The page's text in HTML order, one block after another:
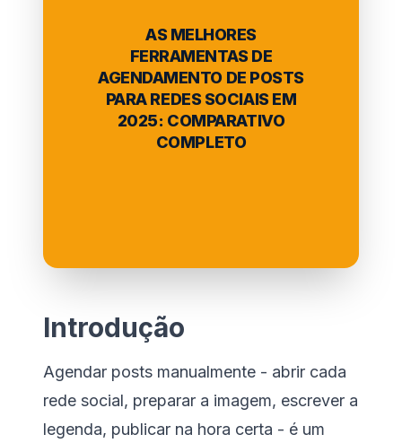
AS MELHORES
FERRAMENTAS DE
AGENDAMENTO DE POSTS
PARA REDES SOCIAIS EM
2025: COMPARATIVO
COMPLETO
Introdução
Agendar posts manualmente - abrir cada
rede social, preparar a imagem, escrever a
legenda, publicar na hora certa - é um